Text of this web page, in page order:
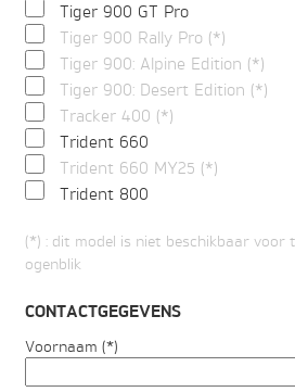
Tiger 900 GT Pro
Tiger 900 Rally Pro (*)
Tiger 900: Alpine Edition (*)
Tiger 900: Desert Edition (*)
Tracker 400 (*)
Trident 660
Trident 660 MY25 (*)
Trident 800
(*) : dit model is niet beschikbaar voor
ogenblik
CONTACTGEGEVENS
Voornaam (*)